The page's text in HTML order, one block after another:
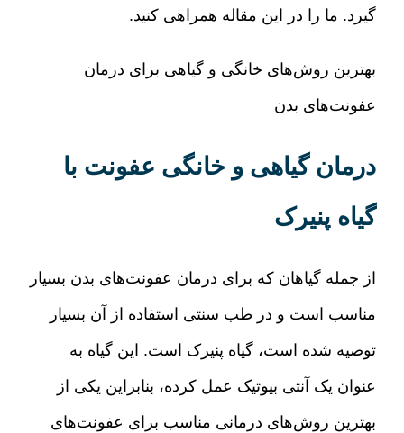
گیرد. ما را در این مقاله همراهی کنید.
بهترین روش‌های خانگی و گیاهی برای درمان
عفونت‌های بدن
درمان گیاهی و خانگی عفونت با
گیاه پنیرک
از جمله گیاهان که برای درمان عفونت‌های بدن بسیار
مناسب است و در طب سنتی استفاده از آن بسیار
توصیه شده است، گیاه پنیرک است. این گیاه به
عنوان یک آنتی بیوتیک عمل کرده، بنابراین یکی از
بهترین روش‌های درمانی مناسب برای عفونت‌های